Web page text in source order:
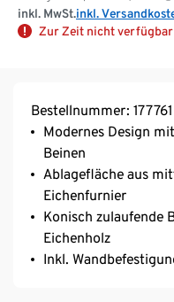
inkl. MwSt.inkl.
Zur Zeit nicht verfügbar
Bestellnummer: 177761
Modernes Design
Beinen
Ablagefläche aus
Eichenfurnier
Konisch zulaufende
Eichenholz
Inkl.